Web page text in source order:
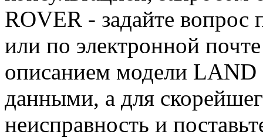
ROVER - задайте
или по электронной
описанием модели
данными, а для
неисправность и